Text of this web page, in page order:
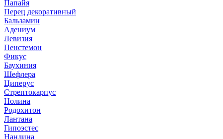
Папайя
Перец декоративный
Бальзамин
Адениум
Левизия
Пенстемон
Фикус
Баухиния
Шефлера
Циперус
Стрептокарпус
Нолина
Родохитон
Лантана
Гипоэстес
Нандина